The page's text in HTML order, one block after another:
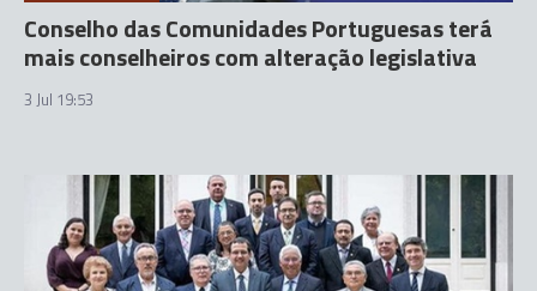
Conselho das Comunidades Portuguesas terá
mais conselheiros com alteração legislativa
3 Jul 19:53